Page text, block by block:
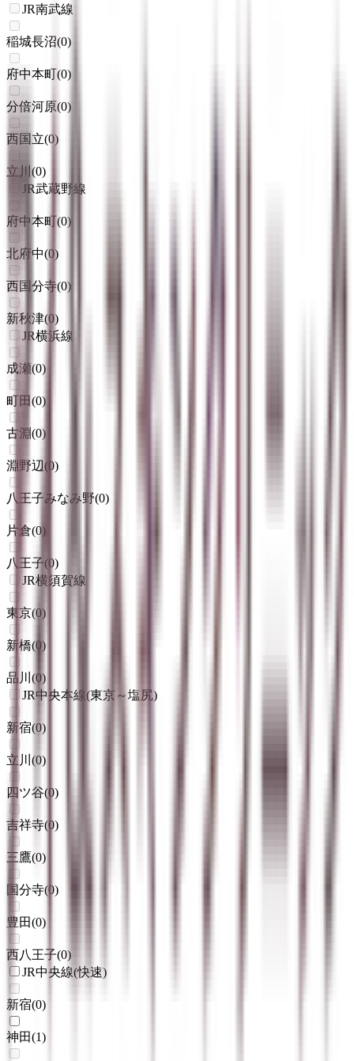
JR南武線
稲城長沼(0)
府中本町(0)
分倍河原(0)
西国立(0)
立川 (0)
JR武蔵野線
府中本町(0)
北府中(0)
西国分寺(0)
新秋津(0)
JR横浜線
成瀬(0)
町田(0)
古淵(0)
淵野辺(0)
八王子みなみ野(0)
片倉(0)
八王子(0)
JR横須賀線
東京(0)
新橋(0)
品川 (0)
JR中央本線(東京～塩尻)
新宿(0)
立川 (0)
四ツ谷(0)
吉祥寺(0)
三鷹(0)
国分寺(0)
豊田(0)
西八王子(0)
JR中央線(快速)
新宿(0)
神田(1)